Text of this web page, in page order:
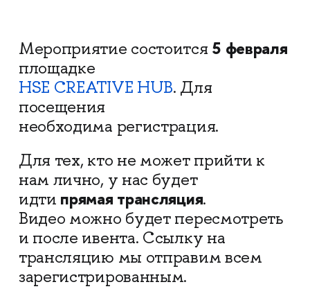
Мероприятие состоится 5 февраля
площадке
HSE CREATIVE HUB. Для
посещения
необходима регистрация.
Для тех, кто не может прийти к
нам лично, у нас будет
идти прямая трансляция.
Видео можно будет пересмотреть
и после ивента. Ссылку на
трансляцию мы отправим всем
зарегистрированным.